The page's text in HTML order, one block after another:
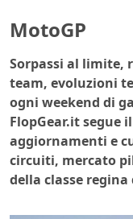
MotoGP
Sorpassi al limite,
team, evoluzioni
ogni weekend di
FlopGear.it segue
aggiornamenti e
circuiti, mercato
della classe